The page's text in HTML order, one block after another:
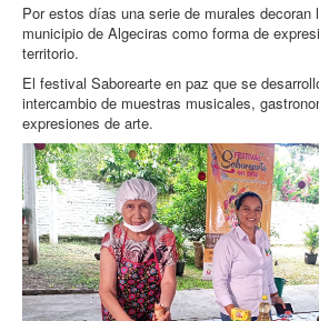
Por estos días una serie de murales decoran
municipio de Algeciras como forma de
territorio.
El festival Saborearte en paz que se
intercambio de muestras musicales,
expresiones de arte.